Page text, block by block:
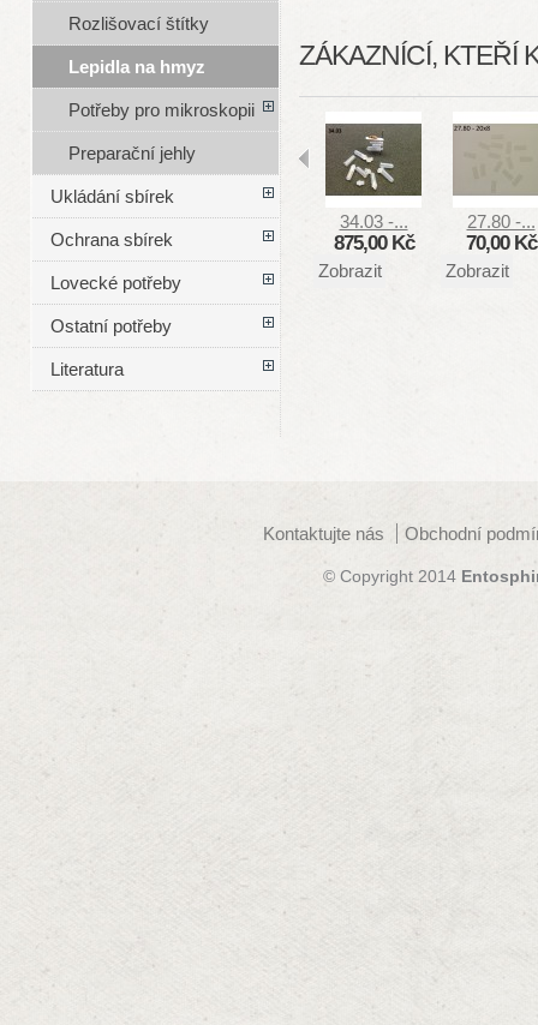
ZÁKAZNÍCÍ, KTEŘÍ
34.03 -...
875,00 Kč
Zobrazit
27.80 -...
70,00 Kč
Zobrazit
Rozlišovací štítky
Lepidla na hmyz
Potřeby pro mikroskopii
Preparační jehly
Ukládání sbírek
Ochrana sbírek
Lovecké potřeby
Ostatní potřeby
Literatura
Kontaktujte nás Obchodní
© Copyright 2014